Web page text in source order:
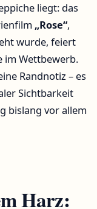
liegt: das
„Rose“,
wurde, feiert
im Wettbewerb.
Randnotiz – es
Sichtbarkeit
bislang vor allem
Harz: